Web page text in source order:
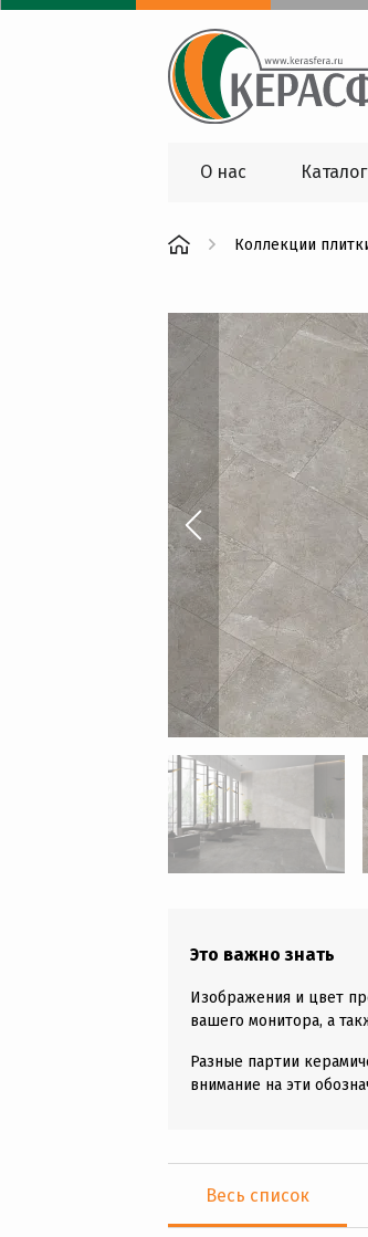
О нас Каталог
Коллекции
Это важно знать
Изображения и цвет
вашего монитора, а
Разные партии
внимание на эти
Весь список